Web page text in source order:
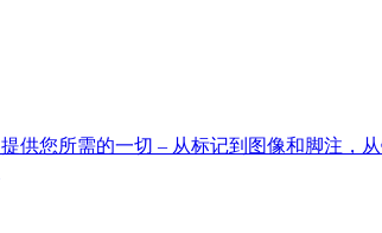
供您所需的一切 – 从标记到图像和脚注，